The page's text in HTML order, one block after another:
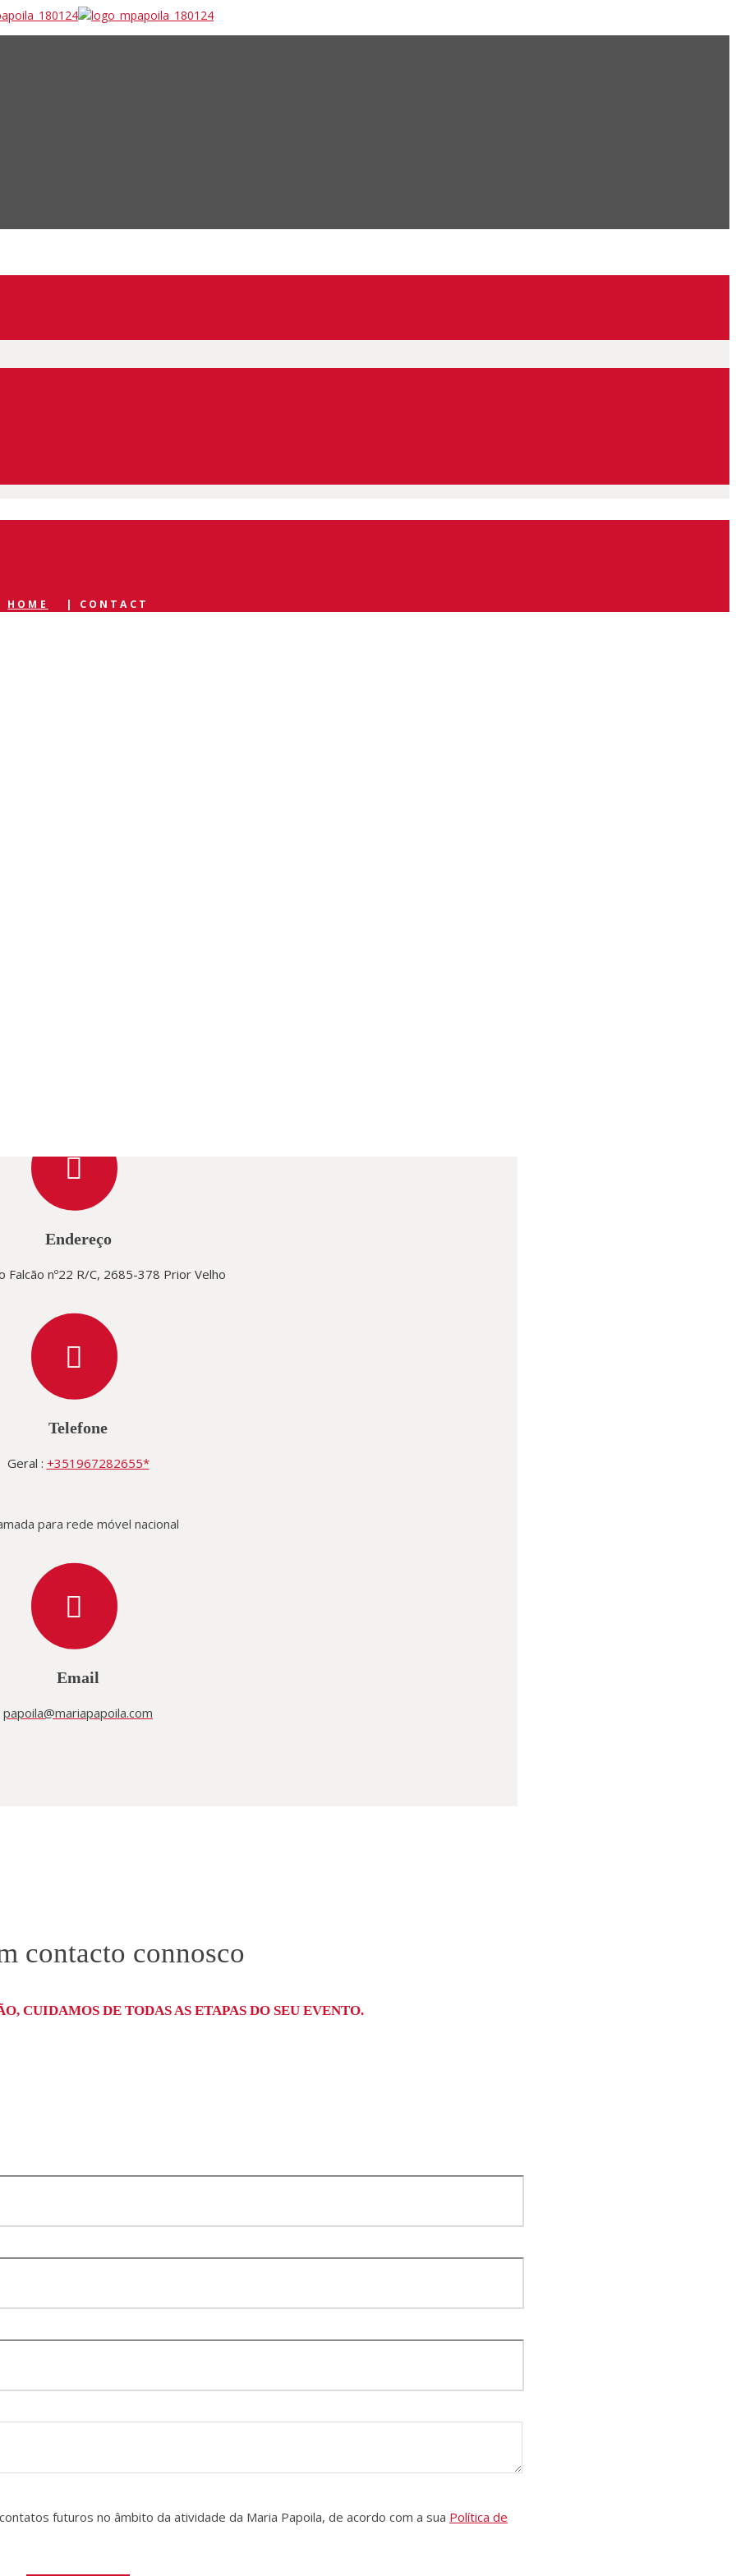
HOME | CONTACT
Endereço
Falcão nº22 R/C, 2685-378 Prior Velho
Telefone
Geral : +351967282655*
para rede móvel nacional
Email
papoila@mariapapoila.com
contacto connosco
CUIDAMOS DE TODAS AS ETAPAS DO SEU EVENTO.
futuros no âmbito da atividade da Maria Papoila, de acordo com a sua Política de